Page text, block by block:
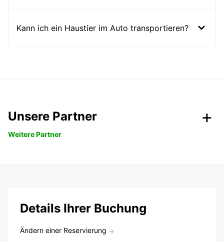
Kann ich ein Haustier im Auto transportieren?
Unsere Partner
Weitere Partner
Details Ihrer Buchung
Ändern einer Reservierung